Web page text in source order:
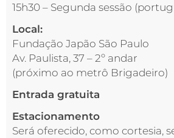
15h30 – Segunda sessão
Local:
Fundação Japão São Paulo
Av. Paulista, 37 – 2º andar
(próximo ao metrô Brigadeiro)
Entrada gratuita
Estacionamento
Será oferecido, como cortesia,